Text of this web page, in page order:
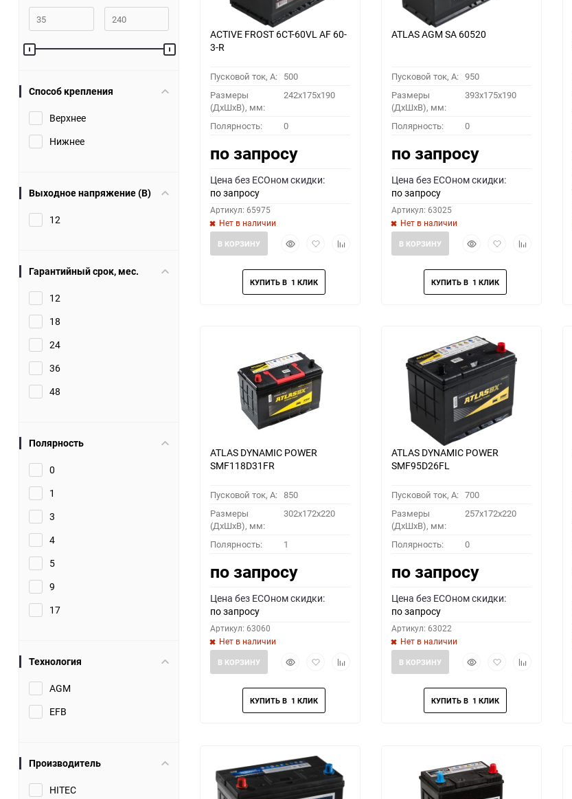
Способ крепления
Верхнее
Нижнее
Выходное напряжение (В)
12
Гарантийный срок, мес.
12
18
24
36
48
Полярность
0
1
3
4
5
9
17
Технология
AGM
EFB
Производитель
HITEC
150
ACTIVE FROST 6СТ-60VL АF 60-
3-R
Пусковой ток, A: 500
Размеры
(ДхШхВ), мм:
242x175x190
Полярность: 0
по запросу
Цена без ECOном скидки:
по запросу
Артикул: 65975
Нет в наличии
БыстрыйДобавить
избранное
Добавить
В КОРЗИНУ
ATLAS AGM SA 60520
Пусковой ток, A: 950
Размеры
(ДхШхВ), мм:
393x175x190
Полярность: 0
по запросу
Цена без ECOном скидки:
по запросу
Артикул: 63025
Нет в наличии
БыстрыйДобавить
избранное
Добавить
В КОРЗИНУ
ATLAS DYNAMIC POWER
SMF118D31FR
Пусковой ток, A: 850
Размеры
(ДхШхВ), мм:
302x172x220
Полярность: 1
по запросу
Цена без ECOном скидки:
по запросу
Артикул: 63060
Нет в наличии
БыстрыйДобавить
избранное
Добавить
В КОРЗИНУ
ATLAS DYNAMIC POWER
SMF95D26FL
Пусковой ток, A: 700
Размеры
(ДхШхВ), мм:
257x172x220
Полярность: 0
по запросу
Цена без ECOном скидки:
по запросу
Артикул: 63022
Нет в наличии
БыстрыйДобавить
избранное
Добавить
В КОРЗИНУ